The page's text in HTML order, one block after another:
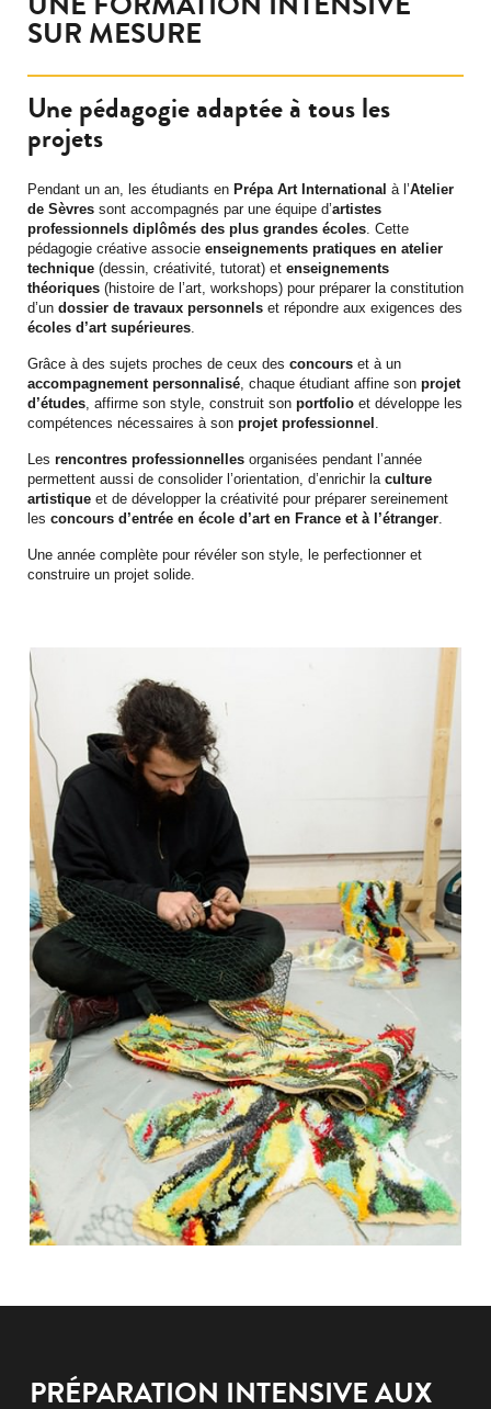
SUR MESURE
Une pédagogie adaptée à tous les
projets
Pendant un an, les étudiants en Prépa Art International à l’Atelier
de Sèvres sont accompagnés par une équipe d’artistes
professionnels diplômés des plus grandes écoles . Cette
pédagogie créative associe enseignements pratiques en atelier
technique (dessin, créativité, tutorat) et enseignements
théoriques (histoire de l’art, workshops) pour préparer la constitution
d’un dossier de travaux personnels et répondre aux exigences des
écoles d’art supérieures
Grâce à des sujets proches de ceux des concours et à un
accompagnement personnalisé , chaque étudiant affine son projet
d’études , affirme son style, construit son portfolio et développe les
compétences nécessaires à son projet professionnel
Les rencontres professionnelles organisées pendant l’année
permettent aussi de consolider l’orientation, d’enrichir la culture
artistique et de développer la créativité pour préparer sereinement
les concours d’entrée en école d’art en France et à l’étranger
Une année complète pour révéler son style, le perfectionner et
construire un projet solide.
PRÉPARATION INTENSIVE AUX